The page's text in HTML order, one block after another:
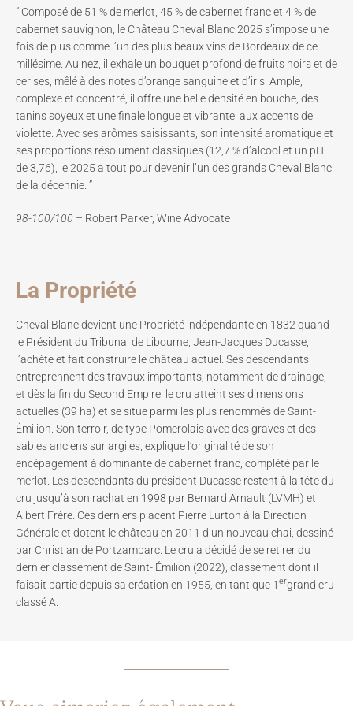
” Composé de 51 % de merlot, 45 % de cabernet franc et 4 % de
cabernet sauvignon, le Château Cheval Blanc 2025 s’impose une
fois de plus comme l’un des plus beaux vins de Bordeaux de ce
millésime. Au nez, il exhale un bouquet profond de fruits noirs et de
cerises, mêlé à des notes d’orange sanguine et d’iris. Ample,
complexe et concentré, il offre une belle densité en bouche, des
tanins soyeux et une finale longue et vibrante, aux accents de
violette. Avec ses arômes saisissants, son intensité aromatique et
ses proportions résolument classiques (12,7 % d’alcool et un pH
de 3,76), le 2025 a tout pour devenir l’un des grands Cheval Blanc
de la décennie. ”
98-100/100 – Robert Parker, Wine Advocate
La Propriété
Cheval Blanc devient une Propriété indépendante en 1832 quand
le Président du Tribunal de Libourne, Jean-Jacques Ducasse,
l’achète et fait construire le château actuel. Ses descendants
entreprennent des travaux importants, notamment de drainage,
et dès la fin du Second Empire, le cru atteint ses dimensions
actuelles (39 ha) et se situe parmi les plus renommés de Saint-
Émilion. Son terroir, de type Pomerolais avec des graves et des
sables anciens sur argiles, explique l’originalité de son
encépagement à dominante de cabernet franc, complété par le
merlot. Les descendants du président Ducasse restent à la tête du
cru jusqu’à son rachat en 1998 par Bernard Arnault (LVMH) et
Albert Frère. Ces derniers placent Pierre Lurton à la Direction
Générale et dotent le château en 2011 d’un nouveau chai, dessiné
par Christian de Portzamparc. Le cru a décidé de se retirer du
dernier classement de Saint- Émilion (2022), classement dont il
faisait partie depuis sa création en 1955, en tant que 1 ergrand cru
classé A.